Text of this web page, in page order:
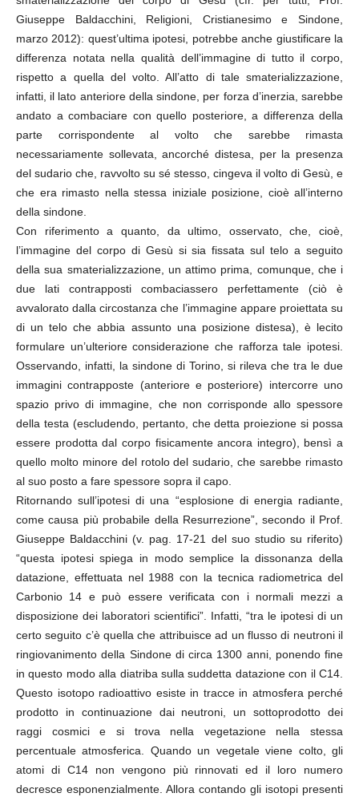
Giuseppe Baldacchini, Religioni, Cristianesimo e Sindone,
marzo 2012): quest’ultima ipotesi, potrebbe anche giustificare la
differenza notata nella qualità dell’immagine di tutto il corpo,
rispetto a quella del volto. All’atto di tale smaterializzazione,
infatti, il lato anteriore della sindone, per forza d’inerzia, sarebbe
andato a combaciare con quello posteriore, a differenza della
parte corrispondente al volto che sarebbe rimasta
necessariamente sollevata, ancorché distesa, per la presenza
del sudario che, ravvolto su sé stesso, cingeva il volto di Gesù, e
che era rimasto nella stessa iniziale posizione, cioè all’interno
della sindone.
Con riferimento a quanto, da ultimo, osservato, che, cioè,
l’immagine del corpo di Gesù si sia fissata sul telo a seguito
della sua smaterializzazione, un attimo prima, comunque, che i
due lati contrapposti combaciassero perfettamente (ciò è
avvalorato dalla circostanza che l’immagine appare proiettata su
di un telo che abbia assunto una posizione distesa), è lecito
formulare un’ulteriore considerazione che rafforza tale ipotesi.
Osservando, infatti, la sindone di Torino, si rileva che tra le due
immagini contrapposte (anteriore e posteriore) intercorre uno
spazio privo di immagine, che non corrisponde allo spessore
della testa (escludendo, pertanto, che detta proiezione si possa
essere prodotta dal corpo fisicamente ancora integro), bensì a
quello molto minore del rotolo del sudario, che sarebbe rimasto
al suo posto a fare spessore sopra il capo.
Ritornando sull’ipotesi di una “esplosione di energia radiante,
come causa più probabile della Resurrezione”, secondo il Prof.
Giuseppe Baldacchini (v. pag. 17-21 del suo studio su riferito)
“questa ipotesi spiega in modo semplice la dissonanza della
datazione, effettuata nel 1988 con la tecnica radiometrica del
Carbonio 14 e può essere verificata con i normali mezzi a
disposizione dei laboratori scientifici”. Infatti, “tra le ipotesi di un
certo seguito c’è quella che attribuisce ad un flusso di neutroni il
ringiovanimento della Sindone di circa 1300 anni, ponendo fine
in questo modo alla diatriba sulla suddetta datazione con il C14.
Questo isotopo radioattivo esiste in tracce in atmosfera perché
prodotto in continuazione dai neutroni, un sottoprodotto dei
raggi cosmici e si trova nella vegetazione nella stessa
percentuale atmosferica. Quando un vegetale viene colto, gli
atomi di C14 non vengono più rinnovati ed il loro numero
decresce esponenzialmente. Allora contando gli isotopi presenti